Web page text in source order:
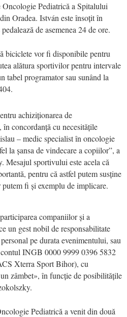
Pediatrică a Spitalului
Oradea. István este însoțit în
de asemenea 24 de ore.
biciclete vor fi disponibile pentru
alătura sportivilor pentru intervale
tabel programator sau sunând la
achiziționarea de
în concordanță cu necesitățile
– medic specialist în oncologie
la șansa de vindecare a copiilor”, a
Mesajul sportivului este acela că
pentru că astfel putem susține
fi și exemplu de implicare.
companiilor și a
un gest nobil de responsabilitate
pe durata evenimentului, sau
INGB 0000 9999 0396 5832
Xterra Sport Bihor), cu
zâmbet», în funcție de posibilitățile
Pediatrică a venit din două